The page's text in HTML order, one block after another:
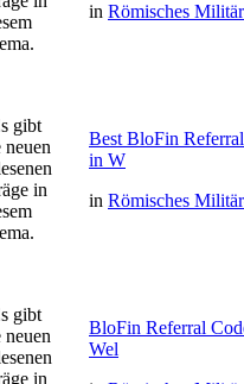
in Römisches
Best BloFin
in W
in Römisches
BloFin Referral
Wel